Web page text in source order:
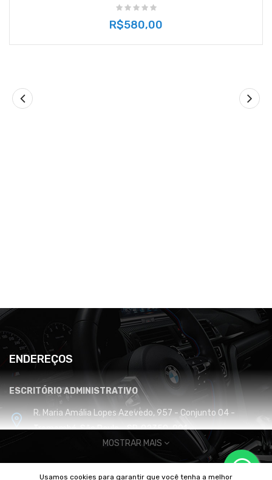
R$580,00
ENDEREÇOS
ESCRITÓRIO ADMINISTRATIVO
R. Maria Amália Lopes Azevedo, 957 - Conjunto 04 -
Tremembé, São Paulo - SP, 02350-001
CENTRO DE DISTRIBUIÇÃO E LOGÍSTICA
MOSTRAR MAIS
Usamos cookies para garantir que você tenha a melhor